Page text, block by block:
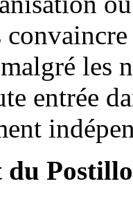
les
entrée
du